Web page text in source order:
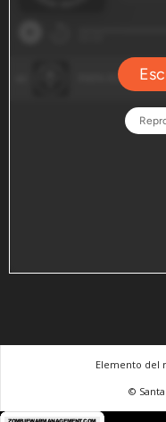
Elemento del
©